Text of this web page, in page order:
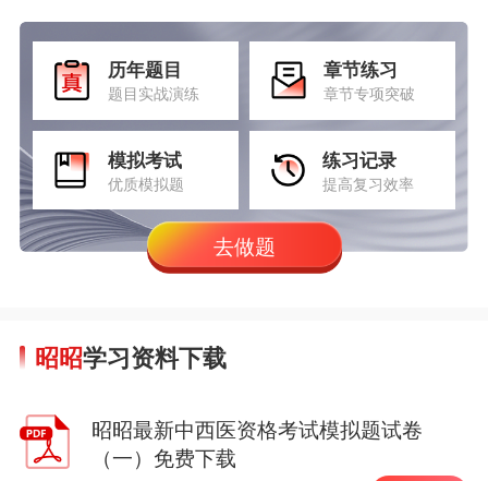
历年题目
题目实战演练
章节练习
章节专项突破
模拟考试
优质模拟题
练习记录
提高复习效率
去做题
昭昭学习资料下载
昭昭最新中西医资格考试模拟题试卷
（一）免费下载